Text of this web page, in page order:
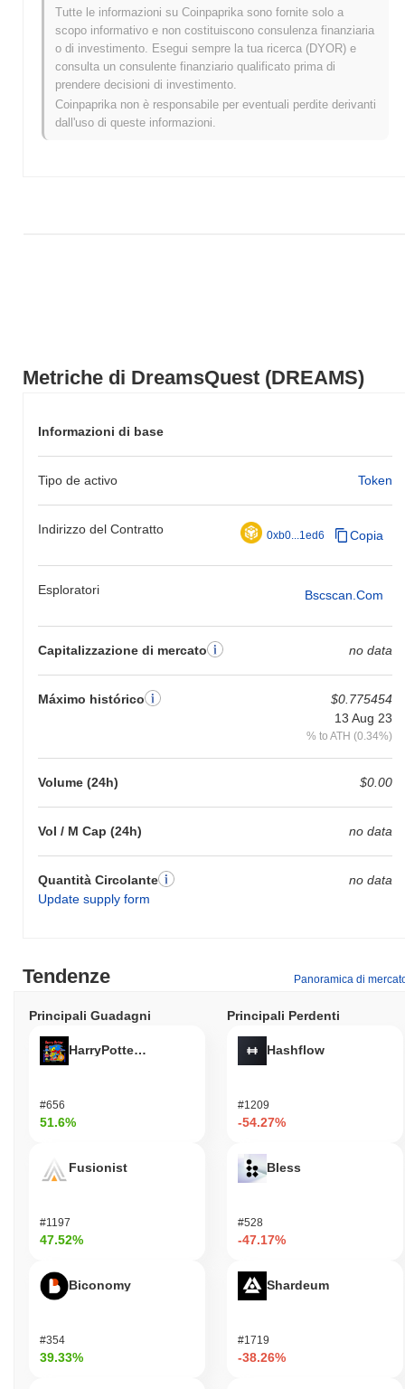
Metriche di DreamsQuest (DREAMS)
Informazioni di base
Tipo de activo Token
Indirizzo del Contratto 0xb0...1ed6 Copia
Esploratori Bscscan.com
Capitalizzazione di mercato no data
Máximo histórico
$0.775454
13 Aug 23
% to ATH (0.34%)
Volume (24h) $0.00
Vol / M Cap (24h) no data
Quantità Circolante
Update supply form
no data
DreamsQuest è attualmente scambiato~0.34% al di sotto del suo
ATH .
Come si sta comportando DreamsQuest rispetto al
mercato crypto più ampio?
Negli ultimi 7 giorni, DreamsQuest ha guadagnato
sottoperformando il mercato crypto complessivo che ha registrato
Tutte le informazioni su Coinpaprika sono fornite solo a
scopo informativo e non costituiscono consulenza finanziaria
o di investimento. Esegui sempre la tua ricerca (DYOR) e
consulta un consulente finanziario qualificato prima di
prendere decisioni di investimento.
Coinpaprika non è responsabile per eventuali perdite derivanti
dall'uso di queste informazioni.
Tendenze Panoramica di
Principali Guadagni
HarryPotterObamaSonic10Inu (ETH)
#656
51.6%
Fusionist
#1197
47.52%
Biconomy
#354
39.33%
Principali Perdenti
Hashflow
#1209
-54.27%
Bless
#528
-47.17%
Shardeum
#1719
-38.26%